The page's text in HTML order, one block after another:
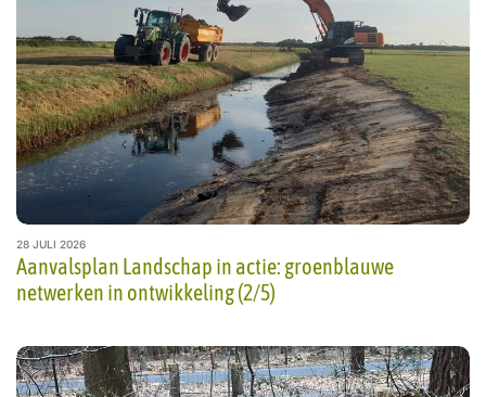
28 JULI 2026
Aanvalsplan Landschap in actie: groenblauwe
netwerken in ontwikkeling (2/5)